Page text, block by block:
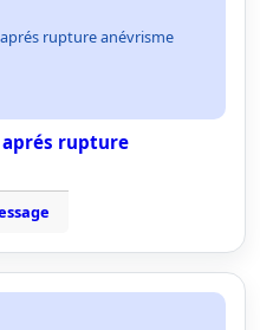
rupture anévrisme
aprés rupture